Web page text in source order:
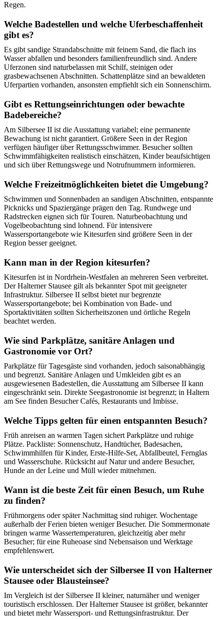
Regen.
Welche Badestellen und welche Uferbeschaffenheit
gibt es?
Es gibt sandige Strandabschnitte mit feinem Sand, die flach ins
Wasser abfallen und besonders familienfreundlich sind. Andere
Uferzonen sind naturbelassen mit Schilf, steinigen oder
grasbewachsenen Abschnitten. Schattenplätze sind an bewaldeten
Uferpartien vorhanden, ansonsten empfiehlt sich ein Sonnenschirm.
Gibt es Rettungseinrichtungen oder bewachte
Badebereiche?
Am Silbersee II ist die Ausstattung variabel; eine permanente
Bewachung ist nicht garantiert. Größere Seen in der Region
verfügen häufiger über Rettungsschwimmer. Besucher sollten
Schwimmfähigkeiten realistisch einschätzen, Kinder beaufsichtigen
und sich über Rettungswege und Notrufnummern informieren.
Welche Freizeitmöglichkeiten bietet die Umgebung?
Schwimmen und Sonnenbaden an sandigen Abschnitten, entspannte
Picknicks und Spaziergänge prägen den Tag. Rundwege und
Radstrecken eignen sich für Touren. Naturbeobachtung und
Vogelbeobachtung sind lohnend. Für intensivere
Wassersportangebote wie Kitesurfen sind größere Seen in der
Region besser geeignet.
Kann man in der Region kitesurfen?
Kitesurfen ist in Nordrhein-Westfalen an mehreren Seen verbreitet.
Der Halterner Stausee gilt als bekannter Spot mit geeigneter
Infrastruktur. Silbersee II selbst bietet nur begrenzte
Wassersportangebote; bei Kombination von Bade- und
Sportaktivitäten sollten Sicherheitszonen und örtliche Regeln
beachtet werden.
Wie sind Parkplätze, sanitäre Anlagen und
Gastronomie vor Ort?
Parkplätze für Tagesgäste sind vorhanden, jedoch saisonabhängig
und begrenzt. Sanitäre Anlagen und Umkleiden gibt es an
ausgewiesenen Badestellen, die Ausstattung am Silbersee II kann
eingeschränkt sein. Direkte Seegastronomie ist begrenzt; in Haltern
am See finden Besucher Cafés, Restaurants und Imbisse.
Welche Tipps gelten für einen entspannten Besuch?
Früh anreisen an warmen Tagen sichert Parkplätze und ruhige
Plätze. Packliste: Sonnenschutz, Handtücher, Badesachen,
Schwimmhilfen für Kinder, Erste-Hilfe-Set, Abfallbeutel, Fernglas
und Wasserschuhe. Rücksicht auf Natur und andere Besucher,
Hunde an der Leine und Müll wieder mitnehmen.
Wann ist die beste Zeit für einen Besuch, um Ruhe
zu finden?
Frühmorgens oder später Nachmittag sind ruhiger. Wochentage
außerhalb der Ferien bieten weniger Besucher. Die Sommermonate
bringen warme Wassertemperaturen, gleichzeitig aber mehr
Besucher; für eine Ruheoase sind Nebensaison und Werktage
empfehlenswert.
Wie unterscheidet sich der Silbersee II von Halterner
Stausee oder Blausteinsee?
Im Vergleich ist der Silbersee II kleiner, naturnäher und weniger
touristisch erschlossen. Der Halterner Stausee ist größer, bekannter
und bietet mehr Wassersport- und Rettungsinfrastruktur. Der